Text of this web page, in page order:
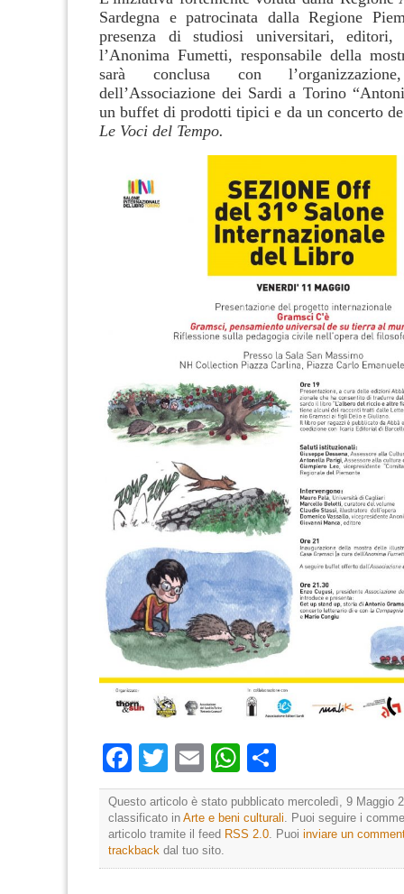
Sardegna e patrocinata dalla Regione
presenza di studiosi universitari, editori,
l’Anonima Fumetti, responsabile della
sarà conclusa con
dell’Associazione dei Sardi a Torino
un buffet di prodotti tipici e da un concerto
Le Voci del Tempo.
Facebook
TwitterEmailWhatsApp
Questo articolo è stato pubblicato mercoledì, 9 Maggio
classificato in Arte e beni culturali. Puoi seguire i
articolo tramite il feed RSS 2.0. Puoi inviare un
trackback dal tuo sito.